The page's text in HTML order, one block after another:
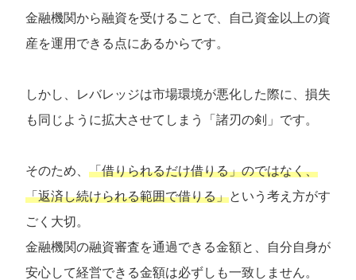
金融機関から融資を受けることで、自己資金以上の資
産を運用できる点にあるからです。
しかし、レバレッジは市場環境が悪化した際に、損失
も同じように拡大させてしまう「諸刃の剣」です。
そのため、 「借りられるだけ借りる」のではなく、
「返済し続けられる範囲で借りる」という考え方がす
ごく大切。
金融機関の融資審査を通過できる金額と、自分自身が
安心して経営できる金額は必ずしも一致しません。